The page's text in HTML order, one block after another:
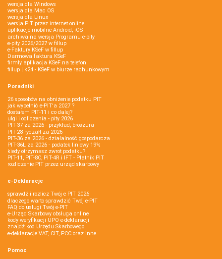
wersja dla Windows
wersja dla Mac OS
wersja dla Linux
wersja PIT przez internet online
aplikacje mobilne Android, iOS
archiwalna wersja Programu e-pity
e-pity 2026/2027 w fillup
e‑Faktury KSeF w fillup
Darmowa faktura KSeF
firmly aplikacja KSeF na telefon
fillup | k24 - KSeF w biurze rachunkowym
Poradniki
26 sposobów na obniżenie podatku PIT
jak wypełnić e-PIT'a 2027 ?
dostałem PIT-11 i co dalej?
ulgi i odliczenia - pity 2026
PIT-37 za 2026 - przykład, broszura
PIT-28 ryczałt za 2026
PIT-36 za 2026 - działalność gospodarcza
PIT-36L za 2026 - podatek liniowy 19%
kiedy otrzymasz zwrot podatku?
PIT-11, PIT-8C, PIT-4R i IFT - Płatnik PIT
rozliczenie PIT przez urząd skarbowy
e-Deklaracje
sprawdź i rozlicz Twój e PIT 2026
dlaczego warto sprawdzić Twój e-PIT
FAQ do usługi Twój e-PIT
e-Urząd Skarbowy obsługa online
kody weryfikacji UPO e-deklaracji
znajdź kod Urzędu Skarbowego
e-deklaracje VAT, CIT, PCC oraz inne
Pomoc